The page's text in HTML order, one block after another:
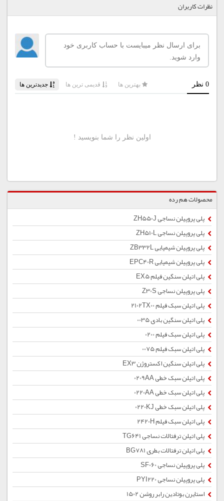
نظرات کاربران
محصولات هم رده
پلی پروپیلن نساجی ZH550J
پلی پروپیلن نساجی ZH510L
پلی پروپیلن شیمیایی ZB332L
پلی پروپیلن شیمیایی EPC40R
پلی اتیلن سنگین فیلم EX5
پلی پروپیلن نساجی Z30S
پلی اتیلن سبک فیلم 2102TX00
پلی اتیلن سنگین بادی 0035
پلی اتیلن سبک فیلم 0200
پلی اتیلن سبک فیلم 0075
پلی اتیلن سنگین اکستروژن EX3
پلی اتیلن سبک خطی 0209AA
پلی اتیلن سبک خطی 0220AA
پلی اتیلن سبک خطی 0220KJ
پلی اتیلن سبک فیلم 2420H
پلی اتیلن ترفتالات نساجی TG641
پلی اتیلن ترفتالات بطری BG781
پلی پروپیلن نساجی SF060
پلی پروپیلن نساجی PYI220
استایرن بوتادین رابر روشن 1502